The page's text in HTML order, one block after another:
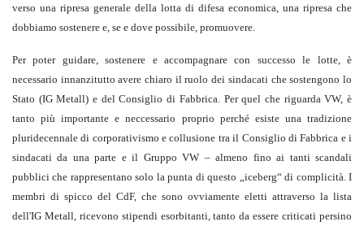
verso una ripresa generale della lotta di difesa economica, una ripresa che
dobbiamo sostenere e, se e dove possibile, promuovere.
Per poter guidare, sostenere e accompagnare con successo le lotte, è
necessario innanzitutto avere chiaro il ruolo dei sindacati che sostengono lo
Stato (IG Metall) e del Consiglio di Fabbrica. Per quel che riguarda VW, è
tanto più importante e neccessario proprio perché esiste una tradizione
pluridecennale di corporativismo e collusione tra il Consiglio di Fabbrica e i
sindacati da una parte e il Gruppo VW – almeno fino ai tanti scandali
pubblici che rappresentano solo la punta di questo „iceberg“ di complicità. I
membri di spicco del CdF, che sono ovviamente eletti attraverso la lista
dell'IG Metall, ricevono stipendi esorbitanti, tanto da essere criticati persino